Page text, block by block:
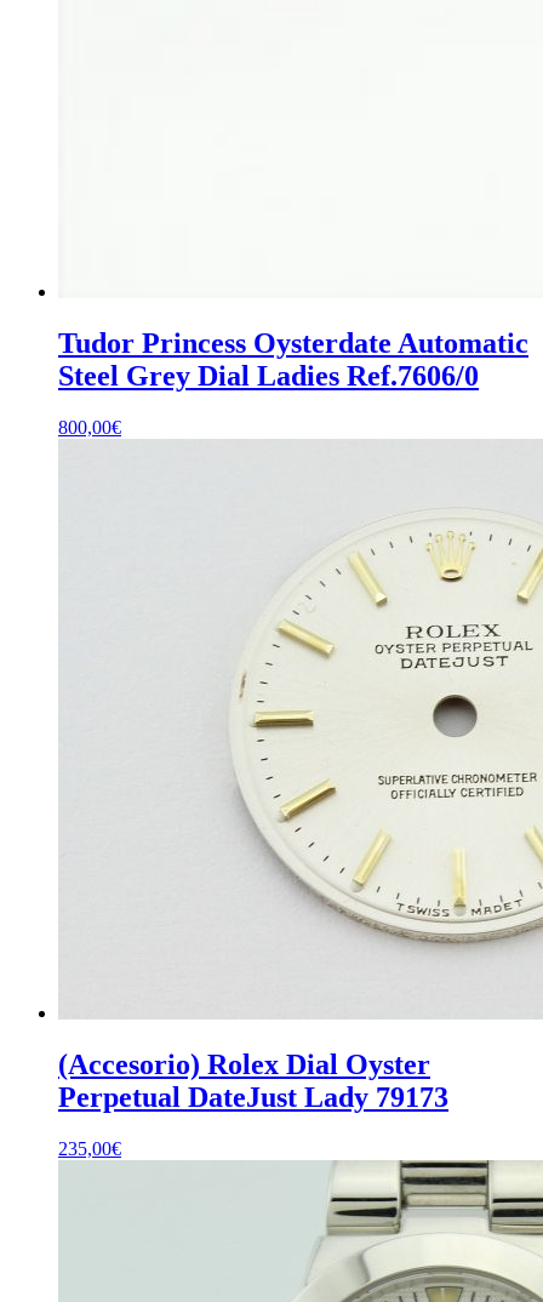
Tudor Princess Oysterdate Automatic
Steel Grey Dial Ladies Ref.7606/0
800,00€
(Accesorio) Rolex Dial Oyster
Perpetual DateJust Lady 79173
235,00€